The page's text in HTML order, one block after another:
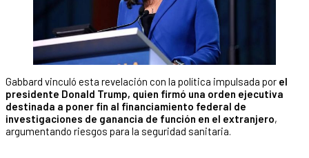
Gabbard vinculó esta revelación con la política impulsada por el
presidente Donald Trump, quien firmó una orden ejecutiva
destinada a poner fin al financiamiento federal de
investigaciones de ganancia de función en el extranjero,
argumentando riesgos para la seguridad sanitaria.